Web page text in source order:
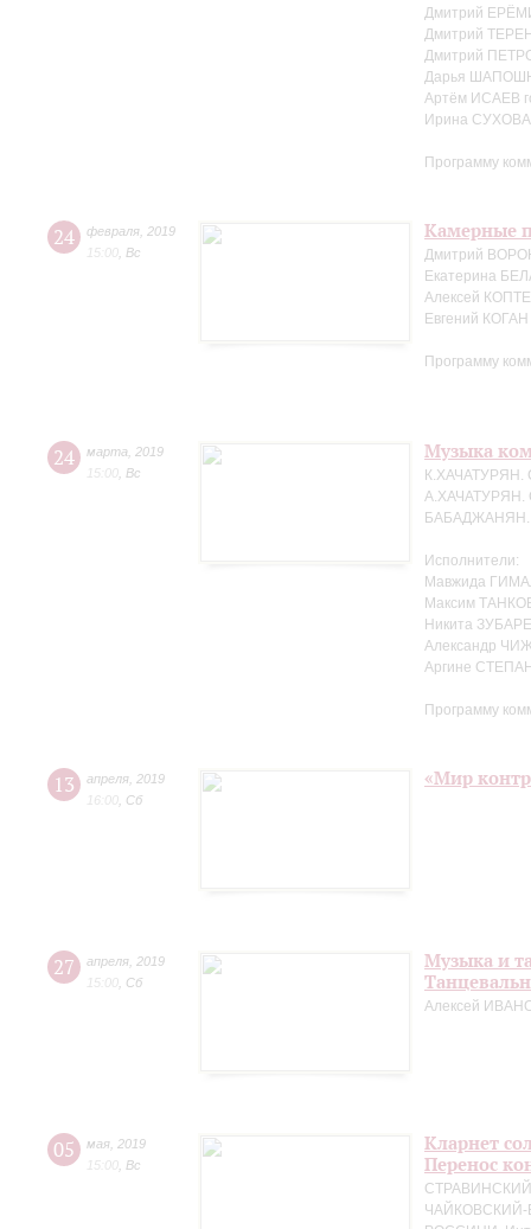
Дмитрий
Дмитрий
Дмитрий
Дарья
Артём ИСАЕВ
Ирина СУХОВА
Программу
24 февраля 2019
15:00 Вс
Камерные
Дмитрий
Екатерина
Алексей
Евгений
Программу
24 марта
2019
15:00 Вс
Музыка
К.ХАЧАТУРЯН.
А.ХАЧАТУРЯН.
БАБАДЖАНЯН.
Исполнители:
Мавжида
Максим
Никита
Александр
Аргине
Программу
13 апреля 2019
16:00 Сб
«Мир
27 апреля 2019
15:00 Сб
Музыка и
Алексей
05 мая 2019
15:00 Вс
Кларнет
Перенос
СТРАВИНСКИЙ.
ЧАЙКОВСКИЙ-